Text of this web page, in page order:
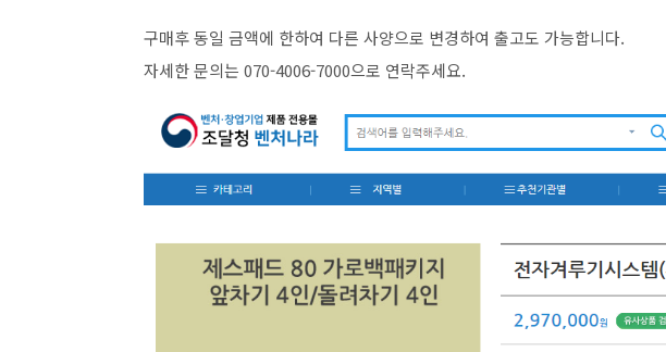
구매후 동일 금액에 한하여 다른 사양으로 변경하여 출고도 가능합니다.
자세한 문의는 070-4006-7000으로 연락주세요.